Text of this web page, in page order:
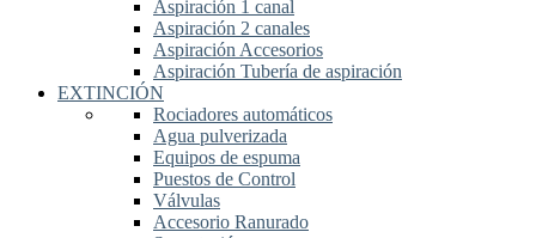
Aspiración 1 canal
Aspiración 2 canales
Aspiración Accesorios
Aspiración Tubería de aspiración
EXTINCIÓN
Rociadores automáticos
Agua pulverizada
Equipos de espuma
Puestos de Control
Válvulas
Accesorio Ranurado